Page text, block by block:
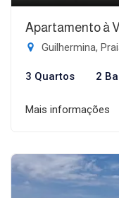
Apartamento à
Guilhermina,
3 Quartos 2
Mais informações